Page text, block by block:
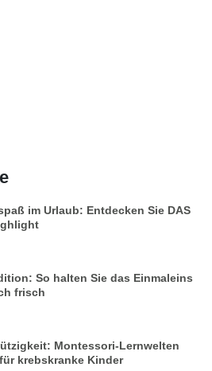
im Urlaub: Entdecken Sie DAS
So halten Sie das Einmaleins
frisch
Montessori-Lernwelten
krebskranke Kinder